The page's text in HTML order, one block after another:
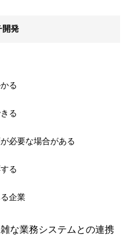
開発
る
る
必要な場合がある
る
企業
な業務システムとの連携